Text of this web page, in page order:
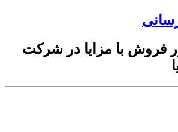
فروش با مزایا در شرکت